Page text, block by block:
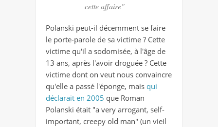
cette affaire"
Polanski peut-il décemment se faire
le porte-parole de sa victime ? Cette
victime qu'il a sodomisée, à l'âge de
13 ans, après l'avoir droguée ? Cette
victime dont on veut nous convaincre
qu'elle a passé l'éponge, mais qui
déclarait en 2005 que Roman
Polanski était "a very arrogant, self-
important, creepy old man" (un vieil